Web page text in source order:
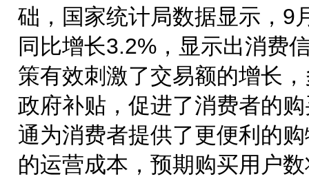
础，国家统计局数据显示，9
同比增长3.2%，显示出消费
策有效刺激了交易额的增长
政府补贴，促进了消费者的
通为消费者提供了更便利的
的运营成本，预期购买用户